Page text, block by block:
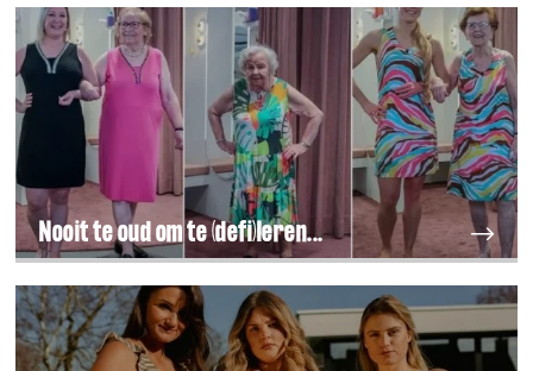
Nooit te oud om te (defi)leren...